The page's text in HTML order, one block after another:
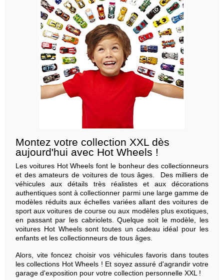
Montez votre collection XXL dès
aujourd'hui avec Hot Wheels !
Les voitures Hot Wheels font le bonheur des collectionneurs
et des amateurs de voitures de tous âges. Des milliers de
véhicules aux détails très réalistes et aux décorations
authentiques sont à collectionner parmi une large gamme de
modèles réduits aux échelles variées allant des voitures de
sport aux voitures de course ou aux modèles plus exotiques,
en passant par les cabriolets. Quelque soit le modèle, les
voitures Hot Wheels sont toutes un cadeau idéal pour les
enfants et les collectionneurs de tous âges.
Alors, vite foncez choisir vos véhicules favoris dans toutes
les collections Hot Wheels ! Et soyez assuré d'agrandir votre
garage d'exposition pour votre collection personnelle XXL !